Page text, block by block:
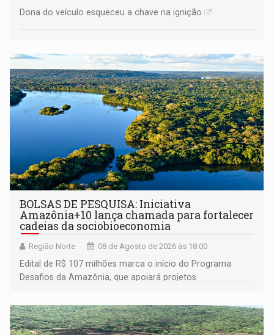
Dona do veículo esqueceu a chave na ignição
BOLSAS DE PESQUISA: Iniciativa
Amazônia+10 lança chamada para fortalecer
cadeias da sociobioeconomia
Região Norte 08 de Agosto de 2026 às 18:00
Edital de R$ 107 milhões marca o início do Programa
Desafios da Amazônia, que apoiará projetos
submissão de pré-propostas poderá ser feita até 1º de
setembro